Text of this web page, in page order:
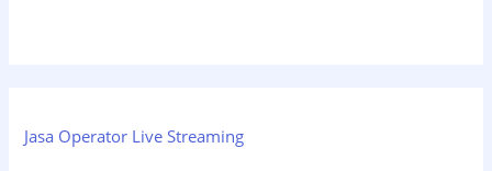
Jasa Operator Live Streaming